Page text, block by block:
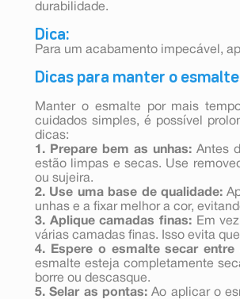
durabilidade.
Dica:
Para um acabamento impecável,
Dicas para manter o
Manter o esmalte por mais
cuidados simples, é possível
dicas:
1. Prepare bem as unhas: Antes
estão limpas e secas. Use
ou sujeira.
2. Use uma base de qualidade:
unhas e a fixar melhor a cor,
3. Aplique camadas finas:Em vez
várias camadas finas. Isso evita
4. Espere o esmalte secar entre
esmalte esteja completamente
borre ou descasque.
5. Selar as pontas: Ao aplicar o